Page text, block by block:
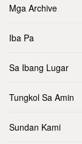
Mga Archive
Iba Pa
Sa Ibang Lugar
Tungkol Sa Amin
Sundan Kami